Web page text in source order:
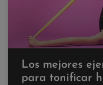
Los mejores
para tonificar